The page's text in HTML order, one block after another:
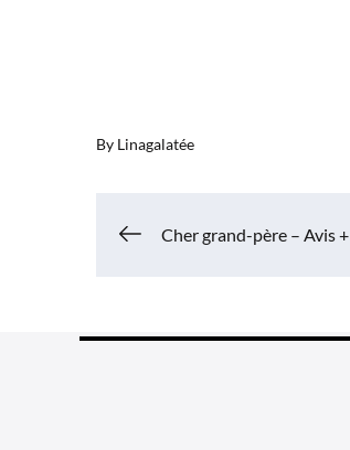
By Linagalatée
Navigation
Cher grand-père – Avis +